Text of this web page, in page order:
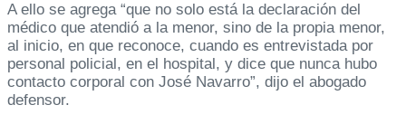
A ello se agrega “que no solo está la declaración del
médico que atendió a la menor, sino de la propia menor,
al inicio, en que reconoce, cuando es entrevistada por
personal policial, en el hospital, y dice que nunca hubo
contacto corporal con José Navarro”, dijo el abogado
defensor.